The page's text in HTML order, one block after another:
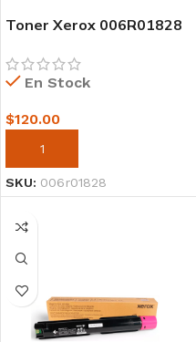
Toner Xerox 006R01828
Negro 22,200 Paginas
En Stock
$120.00
AÑADIR AL CARRITO
SKU: 006r01828